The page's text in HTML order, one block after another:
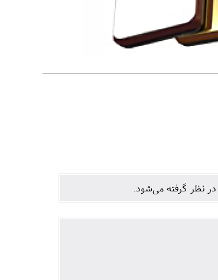
در نظر گرفته می‌شود.